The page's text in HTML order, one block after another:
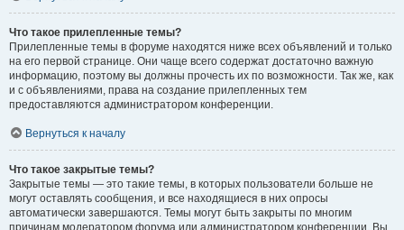
Что такое прилепленные темы?
Прилепленные темы в форуме находятся ниже всех объявлений и только
на его первой странице. Они чаще всего содержат достаточно важную
информацию, поэтому вы должны прочесть их по возможности. Так же, как
и с объявлениями, права на создание прилепленных тем
предоставляются администратором конференции.
Вернуться к началу
Что такое закрытые темы?
Закрытые темы — это такие темы, в которых пользователи больше не
могут оставлять сообщения, и все находящиеся в них опросы
автоматически завершаются. Темы могут быть закрыты по многим
причинам модератором форума или администратором конференции. Вы